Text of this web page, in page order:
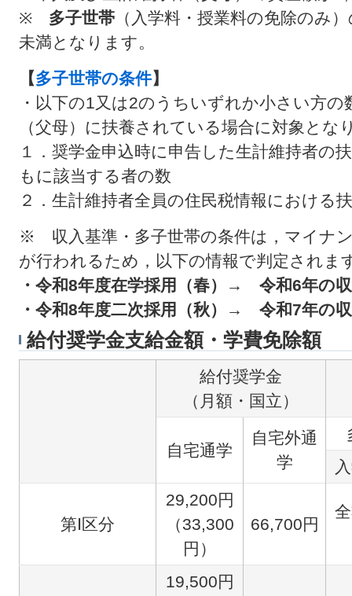
※ 多子世帯 （入学料・授業料の免除のみ
未満となります。
【多子世帯の条件】
・以下の1又は2のうちいずれか小さい方
（父母）に扶養されている場合に対象とな
１．奨学金申込時に申告した生計維持者の
もに該当する者の数
２．生計維持者全員の住民税情報における
※ 収入基準・多子世帯の条件は，マイナ
が行われるため，以下の情報で判定されま
・令和8年度在学採用（春）→ 令和6年の
・令和8年度二次採用（秋）→ 令和7年の
給付奨学金支給金額・学費免除額
給付奨学金
（月額・国立）
自宅通学
自宅外通
学
第Ⅰ区分
29,200円
（33,300
円）
66,700円
19,500円